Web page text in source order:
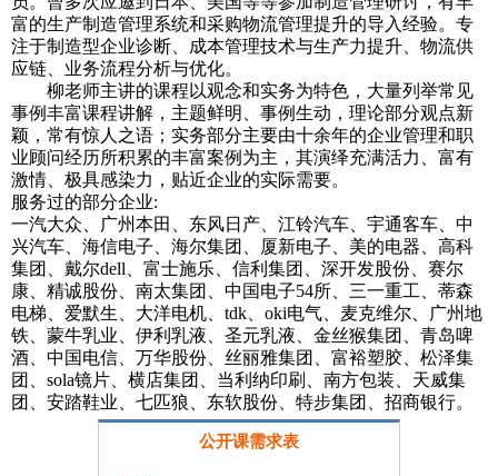
富的生产制造管理系统和采购物流管理提升的导入经验。专
注于制造型企业诊断、成本管理技术与生产力提升、物流供
应链、业务流程分析与优化。
柳老师主讲的课程以观念和实务为特色，大量列举常见
事例丰富课程讲解，主题鲜明、事例生动，理论部分观点新
颖，常有惊人之语；实务部分主要由十余年的企业管理和职
业顾问经历所积累的丰富案例为主，其演绎充满活力、富有
激情、极具感染力，贴近企业的实际需要。
服务过的部分企业:
一汽大众、广州本田、东风日产、江铃汽车、宇通客车、中
兴汽车、海信电子、海尔集团、厦新电子、美的电器、高科
集团、戴尔dell、富士施乐、信利集团、深开发股份、赛尔
康、精诚股份、南太集团、中国电子54所、三一重工、蒂森
电梯、爱默生、大洋电机、tdk、oki电气、麦克维尔、广州地
铁、蒙牛乳业、伊利乳液、圣元乳液、金丝猴集团、青岛啤
酒、中国电信、万华股份、丝丽雅集团、富裕塑胶、松泽集
团、sola镜片、横店集团、当利纳印刷、南方包装、天威集
团、安踏鞋业、七匹狼、东软股份、特步集团、招商银行。
公开课需求表